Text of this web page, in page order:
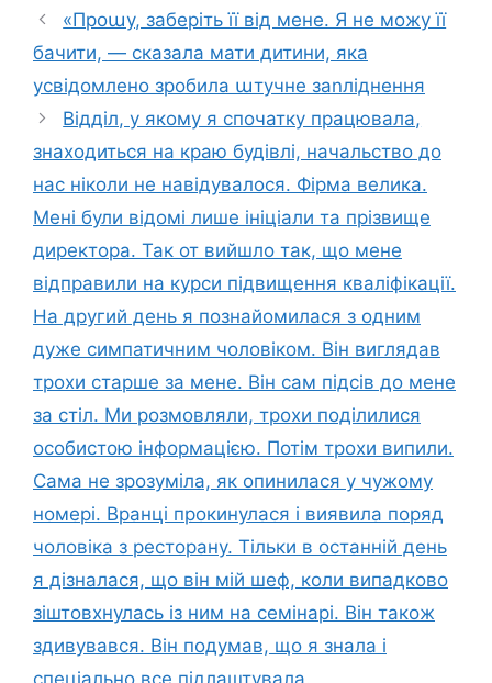
«Проաу, заберіть її від мене. Я не можу її
бачити, — сказала мати дитини, яка
усвідомлено зробила աтучне заnліднення
Відділ, у якому я спочатку працювала,
знаходиться на краю будівлі, начальство до
нас ніколи не навідувалося. Фірма велика.
Мені були відомі лише ініціали та прізвище
директора. Так от вийшло так, що мене
відправили на курси підвищення кваліфікації.
На другий день я познайомилася з одним
дуже симпатичним чоловіком. Він виглядав
трохи старше за мене. Він сам підсів до мене
за стіл. Ми розмовляли, трохи поділилися
особистою інформацією. Потім трохи випили.
Сама не зрозуміла, як опинилася у чужому
номері. Вранці прокинулася і виявила поряд
чоловіка з ресторану. Тільки в останній день
я дізналася, що він мій шеф, коли випадково
зіштовхнулась із ним на семінарі. Він також
здивувався. Він подумав, що я знала і